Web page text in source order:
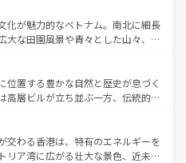
イーツなど、バラエティ豊かな料理
なお、新着の台湾情報は コンテンツ一覧を参
ば四季折々の自然美を楽しむことが
チや焼肉、絶品のストリートフード
料理が待っている。夜には、韓国な
、韓国の多彩な魅力を心ゆくまで味
わってみてほしい。 なお、新着の韓国情報はコンテンツ一
化が魅力的なベトナム。南北に細長
大な田園風景や青々とした山々、世
が息づく。ハノイの古い町並みやホ
統治時代の建物も、独特の雰囲気を
、バラエティの豊かさとおいしさで
ミー、ベトナムコーヒーなどは、ぜ
どの地域を訪れてもあたたかい人々
るので、きっと忘れられない旅にな
位置する豊かな自然と歴史が息づく
高層ビルが立ち並ぶ一方、伝統的な
。北部ではチェンマイなどの山岳地
南部ではプーケットやクラビの美し
分を楽しむことができる。タイ料理
交わる香港は、特有のエネルギーを
リア湾に広がる壮大な景色、近未来